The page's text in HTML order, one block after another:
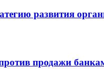
развития
продажи